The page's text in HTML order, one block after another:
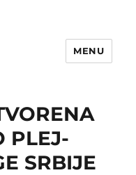
MENU
PLEJ-
SRBIJE